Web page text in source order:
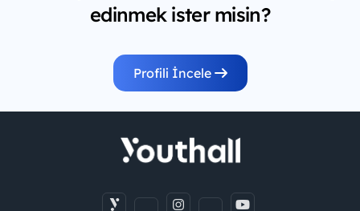
edinmek ister misin?
Profili İncele